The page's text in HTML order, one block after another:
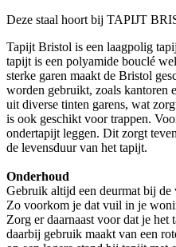
Deze staal hoort bij TAPIJT
Tapijt Bristol is een laagpolig
tapijt is een polyamide bouclé
sterke garen maakt de Bristol
worden gebruikt, zoals kantoren
uit diverse tinten garens, wat
is ook geschikt voor trappen.
ondertapijt leggen. Dit zorgt
de levensduur van het tapijt.
Onderhoud
Gebruik altijd een deurmat bij
Zo voorkom je dat vuil in je
Zorg er daarnaast voor dat je het
daarbij gebruik maakt van een